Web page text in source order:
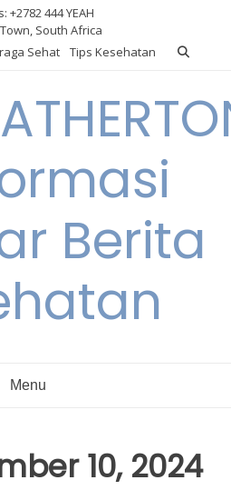
+2782 444 YEAH
South Africa
Sehat Tips Kesehatan
Berita
Menu
10, 2024